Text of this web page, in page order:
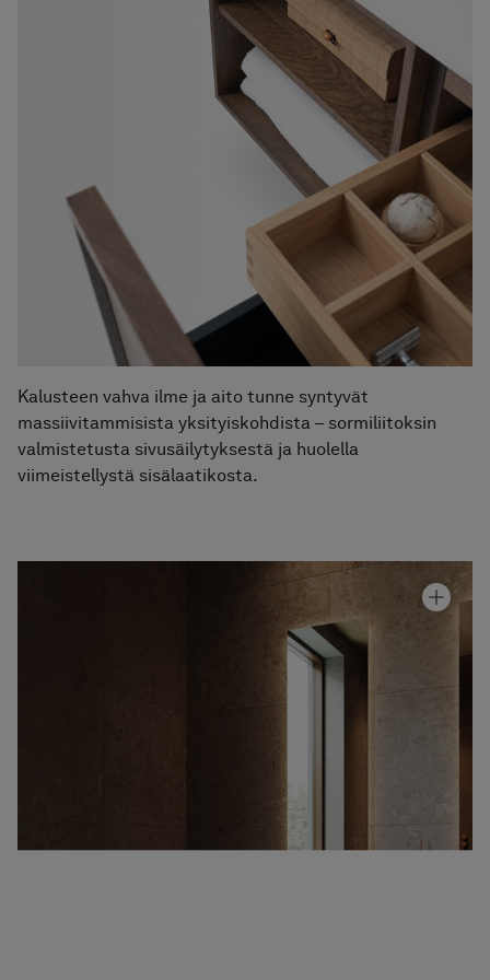
Allaskaappi Air Wood 120A
Hinta alk 3 540 €
Allaskaappi Air Wood 120B
Hinta alk 3 540 €
Allaskaappi Air Wood 120C
Hinta alk 3 490 €
Allaskaappi Air Wood 120D
Hinta alk 3 490 €
Allaskaappi Air Wood 160E
Hinta alk 5 020 €
Allaskaappi Air Wood 60
Hinta alk 2 580 €
Allaskaappi Air Wood 80
Hinta alk 2 880 €
Kalusteen vahva ilme ja aito tunne syntyvät
massiivitammisista yksityiskohdista – sormiliitoksin
valmistetusta sivusäilytyksestä ja huolella
viimeistellystä sisälaatikosta.
Allaskaappi Air Wood Unlimited
Granittikeramiikka Alvaret Earth
Hinta alk 110 €
Peili Plate